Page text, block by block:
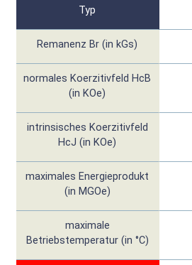
Typ
Remanenz Br (in kGs)
normales Koerzitivfeld HcB
(in KOe)
intrinsisches Koerzitivfeld
HcJ (in KOe)
maximales Energieprodukt
(in MGOe)
maximale
Betriebstemperatur (in °C)